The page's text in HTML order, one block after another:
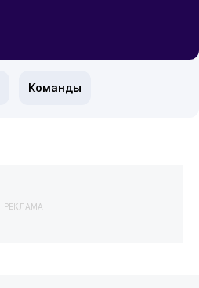
Команды
РЕКЛАМА